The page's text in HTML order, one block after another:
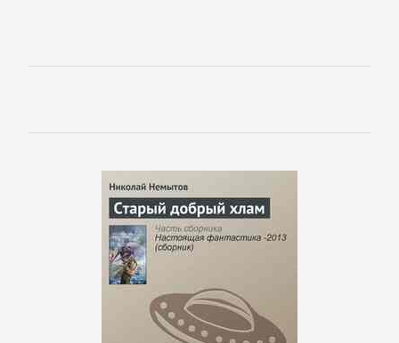
прикладная
литература
Здоровье
Кулинария